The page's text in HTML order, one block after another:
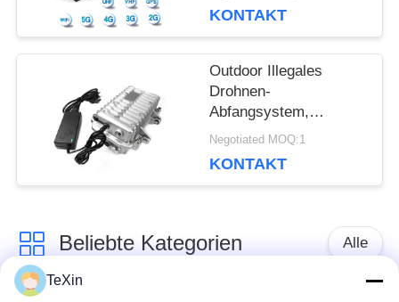
PRIVACY
POLICY
KONTAKT
Outdoor Illegales
Drohnen-
Abfangsystem,
Außenwasserdichte
Negotiated MOQ:1
KONTAKT
Beliebte Kategorien Alle
TeXin